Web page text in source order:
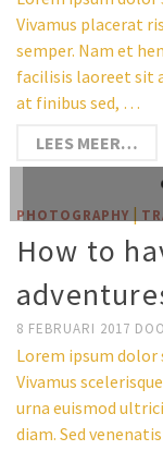
Vivamus placerat
semper. Nam et
facilisis laoreet sit
at finibus sed, …
LEES MEER…
PHOTOGRAPHY |
How to
8 FEBRUARI 2017
Lorem ipsum
Vivamus
urna euismod
diam. Sed